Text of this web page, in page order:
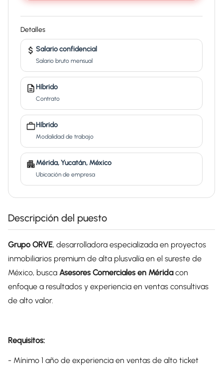
Detalles
Salario confidencial
Salario bruto mensual
Híbrido
Contrato
Híbrido
Modalidad de trabajo
Mérida, Yucatán, México
Ubicación de empresa
Descripción del puesto
Grupo ORVE, desarrolladora especializada en proyectos
inmobiliarios premium de alta plusvalía en el sureste de
México, busca Asesores Comerciales en Méridacon
enfoque a resultados y experiencia en ventas consultivas
de alto valor.
Requisitos:
- Mínimo 1 año de experiencia en ventas de alto ticket